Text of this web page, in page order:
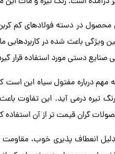
محصول در دسته فولادهای کم
ویژگی باعث شده در کاربردهایی
صنایع دستی مورد استفاده قرار
مهم درباره مفتول سیاه این است
تیره درمی آید. این تفاوت
گران قیمت تر از آن استفاده
انعطاف پذیری خوب،